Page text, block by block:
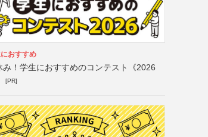
おすすめ
み！学生におすすめのコンテスト《2026
[PR]